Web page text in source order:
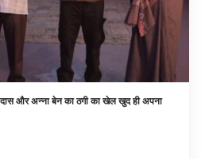
और अन्ना बेन का ठगी का खेल खुद ही अपना